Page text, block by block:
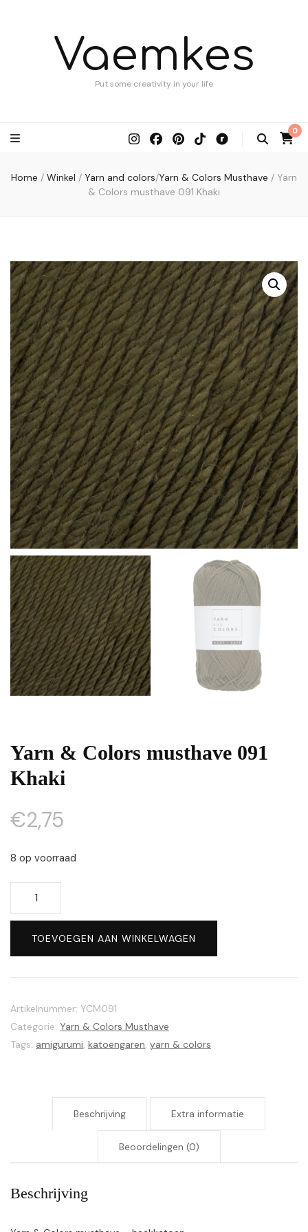
Vaemkes
Put some creativity in your life
0
Home / Winkel / Yarn and colors/Yarn & Colors Musthave / Yarn
& Colors musthave 091 Khaki
Yarn & Colors musthave 091
Khaki
€2,75
8 op voorraad
musthave
Khaki
TOEVOEGEN AAN WINKELWAGEN
Artikelnummer: YCM091
Categorie: Yarn & Colors Musthave
Tags: amigurumi, katoengaren, yarn & colors
Beschrijving Extra informatie
Beoordelingen (0)
Beschrijving